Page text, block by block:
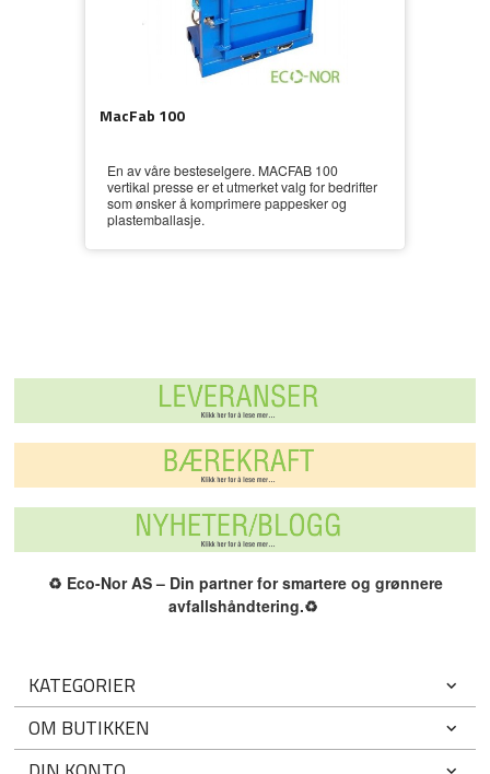
MacFab 100
En av våre besteselgere. MACFAB 100
vertikal presse er et utmerket valg for bedrifter
som ønsker å komprimere pappesker og
plastemballasje.
♻️ Eco-Nor AS – Din partner for smartere og grønnere
avfallshåndtering.♻️
KATEGORIER
OM BUTIKKEN